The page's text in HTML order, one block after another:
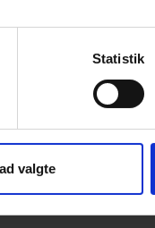
Statistik
valgte
vi udgiver